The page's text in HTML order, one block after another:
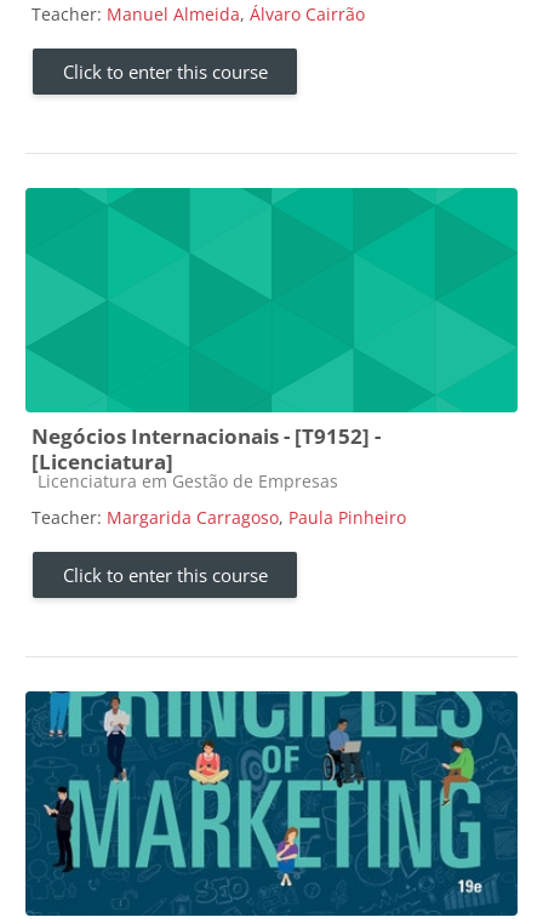
Teacher: Manuel Almeida, Álvaro Cairrão
Click to enter this course
Negócios Internacionais - [T9152] -
[Licenciatura]
Course category
Licenciatura em Gestão de Empresas
Teacher: Margarida Carragoso, Paula Pinheiro
Click to enter this course